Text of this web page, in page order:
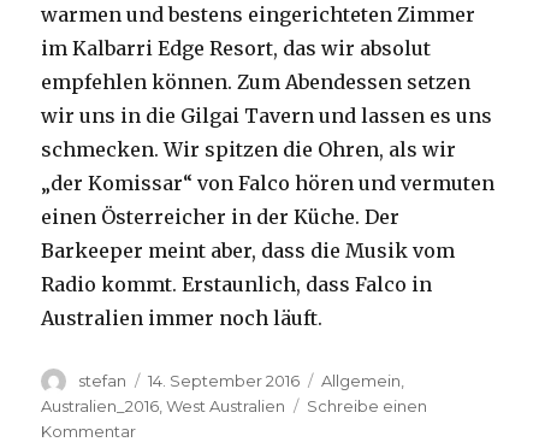
warmen und bestens eingerichteten Zimmer
im Kalbarri Edge Resort, das wir absolut
empfehlen können. Zum Abendessen setzen
wir uns in die Gilgai Tavern und lassen es uns
schmecken. Wir spitzen die Ohren, als wir
„der Komissar“ von Falco hören und vermuten
einen Österreicher in der Küche. Der
Barkeeper meint aber, dass die Musik vom
Radio kommt. Erstaunlich, dass Falco in
Australien immer noch läuft.
Autor
stefan
Veröffentlicht
am
14. September 2016 Kategorien
Allgemein
Australien_2016 ,West Australien
Schreibe einen
Kommentarzu